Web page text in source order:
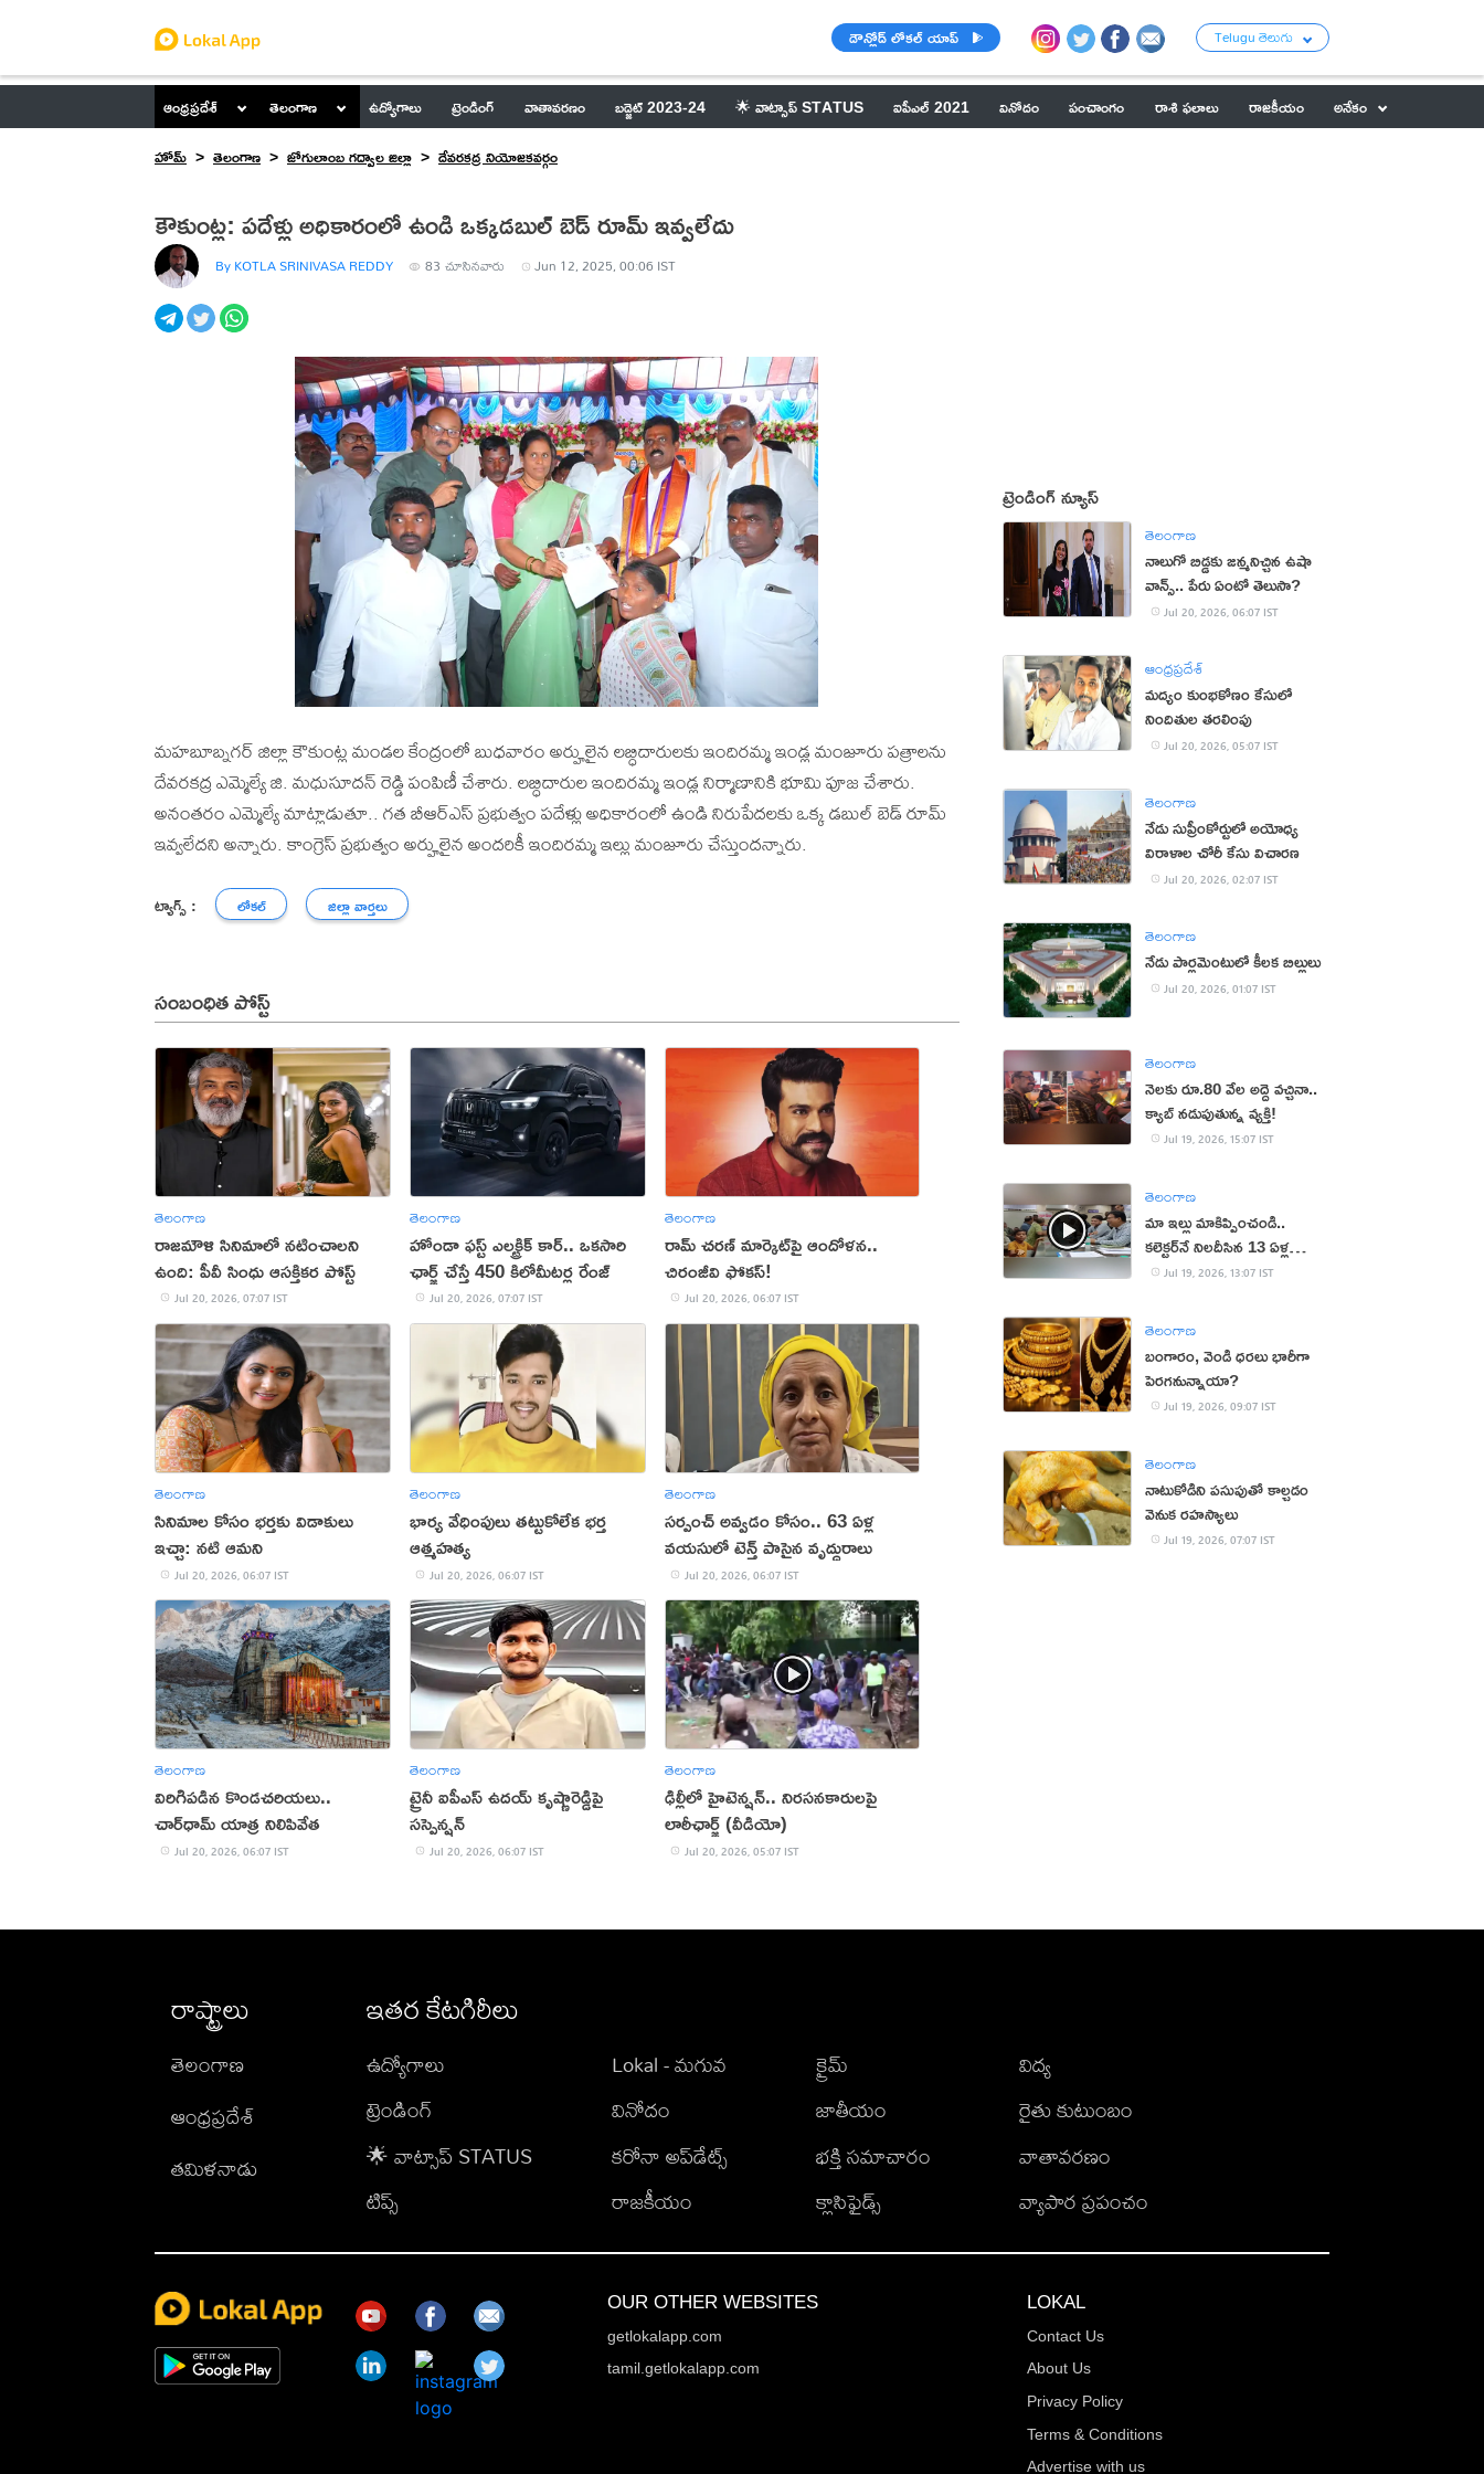
డౌన్లోడ్ లోకల్ యాప్ Telugu తెలుగు
ఆంధ్రప్రదేశ్ తెలంగాణ ఉద్యోగాలు ట్రెండింగ్ వాతావరణం బడ్జెట్ 2023-24 🌟 వాట్సాప్ STATUS ఐపీఎల్ 2021 వినోదం పంచాంగం రాశి ఫలాలు రాజకీయం
అనేకం
హోమ్
తెలంగాణ జోగులాంబ గద్వాల జిల్లా దేవరకద్ర నియోజకవర్గం
కౌకుంట్ల: పదేళ్లు అధికారంలో ఉండి ఒక్కడబుల్ బెడ్ రూమ్ ఇవ్వలేదు
By KOTLA SRINIVASA REDDY 83 చూసినవారు Jun 12, 2025, 00:06 IST
మహబూబ్నగర్ జిల్లా కౌకుంట్ల మండల కేంద్రంలో బుధవారం అర్హులైన లబ్ధిదారులకు ఇందిరమ్మ ఇండ్ల మంజూరు పత్రాలను
దేవరకద్ర ఎమ్మెల్యే జి. మధుసూదన్ రెడ్డి పంపిణీ చేశారు. లబ్ధిదారుల ఇందిరమ్మ ఇండ్ల నిర్మాణానికి భూమి పూజ చేశారు.
అనంతరం ఎమ్మెల్యే మాట్లాడుతూ.. గత బీఆర్ఎస్ ప్రభుత్వం పదేళ్లు అధికారంలో ఉండి నిరుపేదలకు ఒక్క డబుల్ బెడ్ రూమ్
ఇవ్వలేదని అన్నారు. కాంగ్రెస్ ప్రభుత్వం అర్హులైన అందరికీ ఇందిరమ్మ ఇల్లు మంజూరు చేస్తుందన్నారు.
ట్యాగ్స్ : లోకల్ జిల్లా వార్తలు
సంబంధిత పోస్ట్
తెలంగాణ
రాజమౌళి సినిమాలో నటించాలని
ఉంది: పీవీ సింధు ఆసక్తికర పోస్ట్
Jul 20, 2026, 07:07 IST
తెలంగాణ
హోండా ఫస్ట్ ఎలక్ట్రిక్ కార్.. ఒకసారి
ఛార్జ్‌ చేస్తే 450 కిలోమీటర్ల రేంజ్
Jul 20, 2026, 07:07 IST
తెలంగాణ
రామ్ చరణ్ మార్కెట్‌పై ఆందోళన..
చిరంజీవి ఫోకస్!
Jul 20, 2026, 06:07 IST
తెలంగాణ
సినిమాల కోసం భర్తకు విడాకులు
ఇచ్చా: నటి ఆమని
Jul 20, 2026, 06:07 IST
తెలంగాణ
భార్య వేధింపులు తట్టుకోలేక భర్త
ఆత్మహత్య
Jul 20, 2026, 06:07 IST
తెలంగాణ
సర్పంచ్ అవ్వడం కోసం.. 63 ఏళ్ల
వయసులో టెన్త్ పాసైన వృద్ధురాలు
Jul 20, 2026, 06:07 IST
తెలంగాణ
విరిగిపడిన కొండచరియలు..
చార్‌ధామ్ యాత్ర నిలిపివేత
Jul 20, 2026, 06:07 IST
తెలంగాణ
ట్రైనీ ఐపీఎస్ ఉదయ్ కృష్ణారెడ్డిపై
సస్పెన్షన్
Jul 20, 2026, 06:07 IST
తెలంగాణ
ఢిల్లీలో హైటెన్షన్.. నిరసనకారులపై
లాఠీఛార్జ్ (వీడియో)
Jul 20, 2026, 05:07 IST
ట్రెండింగ్ న్యూస్
తెలంగాణ
నాలుగో బిడ్డకు జన్మనిచ్చిన ఉషా
వాన్స్.. పేరు ఏంటో తెలుసా?
Jul 20, 2026, 06:07 IST
ఆంధ్రప్రదేశ్
మద్యం కుంభకోణం కేసులో
నిందితుల తరలింపు
Jul 20, 2026, 05:07 IST
తెలంగాణ
నేడు సుప్రీంకోర్టులో అయోధ్య
విరాళాల చోరీ కేసు విచారణ
Jul 20, 2026, 02:07 IST
తెలంగాణ
నేడు పార్లమెంటులో కీలక బిల్లులు
Jul 20, 2026, 01:07 IST
తెలంగాణ
నెలకు రూ.80 వేల అద్దె వచ్చినా..
క్యాబ్ నడుపుతున్న వ్యక్తి!
Jul 19, 2026, 15:07 IST
తెలంగాణ
మా ఇల్లు మాకిప్పించండి..
కలెక్టర్‌నే నిలదీసిన 13 ఏళ్ల
బాలుడు!
Jul 19, 2026, 13:07 IST
తెలంగాణ
బంగారం, వెండి ధరలు భారీగా
పెరగనున్నాయా?
Jul 19, 2026, 09:07 IST
తెలంగాణ
నాటుకోడిని పసుపుతో కాల్చడం
వెనుక రహస్యాలు
Jul 19, 2026, 07:07 IST
రాష్ట్రాలు
తెలంగాణ
ఆంధ్రప్రదేశ్
తమిళనాడు
ఇతర కేటగిరీలు
ఉద్యోగాలు
ట్రెండింగ్
🌟 వాట్సాప్ STATUS
టిప్స్
Lokal - మగువ
వినోదం
కరోనా అప్‌డేట్స్
రాజకీయం
క్రైమ్
జాతీయం
భక్తి సమాచారం
క్లాసిఫైడ్స్
విద్య
రైతు కుటుంబం
వాతావరణం
వ్యాపార ప్రపంచం
OUR OTHER WEBSITES
getlokalapp.com
tamil.getlokalapp.com
LOKAL
Contact Us
About Us
Privacy Policy
Terms & Conditions
Advertise with us